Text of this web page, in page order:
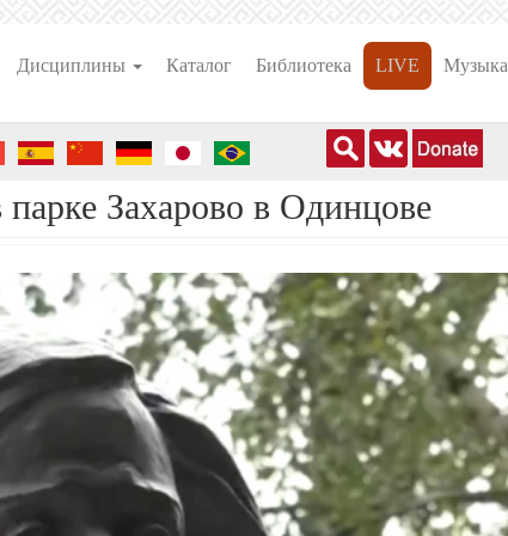
Дисциплины Каталог Библиотека LIVE Музыка
Захарово в Одинцове